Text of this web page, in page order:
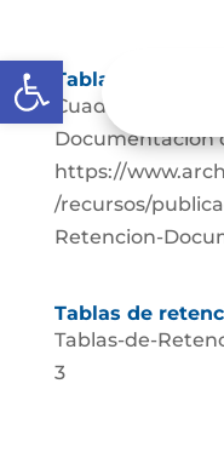
Abrir barra de
Tablas de
Cuadro-de-
Documentación
https://
/recursos/
Retencion-
Tablas de
Tablas-de-
3